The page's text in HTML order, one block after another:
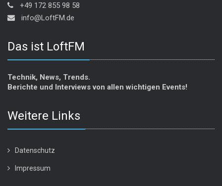
+49 172 855 98 58
info@LoftFM.de
Das ist LoftFM
Technik, News, Trends.
Berichte und Interviews von allen wichtigen Events!
Weitere Links
Datenschutz
Impressum